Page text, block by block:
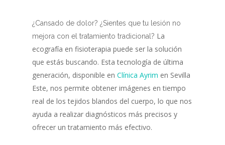
¿Cansado de dolor? ¿Sientes que tu lesión no
mejora con el tratamientotradicional? La
ecografía en fisioterapia puede ser la solución
que estás buscando. Esta tecnología de última
generación, disponible en Clínica Ayrim en Sevilla
Este, nos permite obtener imágenes en tiempo
real de los tejidos blandos del cuerpo, lo que nos
ayuda a realizar diagnósticos más precisos y
ofrecer un tratamiento más efectivo.